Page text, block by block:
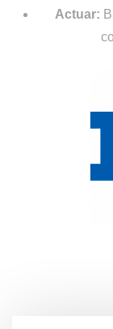
Actuar: